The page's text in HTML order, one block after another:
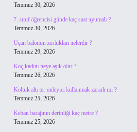
Temmuz 30, 2026
7. sınıf öğrencisi günde kaç saat uyumalı ?
Temmuz 30, 2026
Uçan balonun zorlukları nelerdir ?
Temmuz 29, 2026
Koç kadını neye aşık olur ?
Temmuz 26, 2026
Koltuk altı ter önleyici kullanmak zararlı mı ?
Temmuz 25, 2026
Keban barajının derinliği kaç metre ?
Temmuz 25, 2026